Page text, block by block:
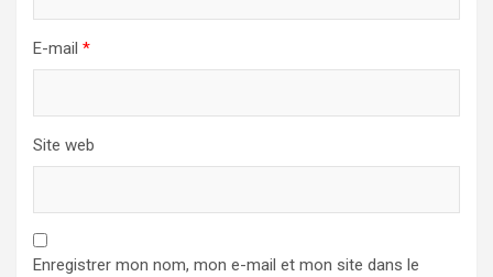
E-mail *
Site web
Enregistrer mon nom, mon e-mail et mon site dans le